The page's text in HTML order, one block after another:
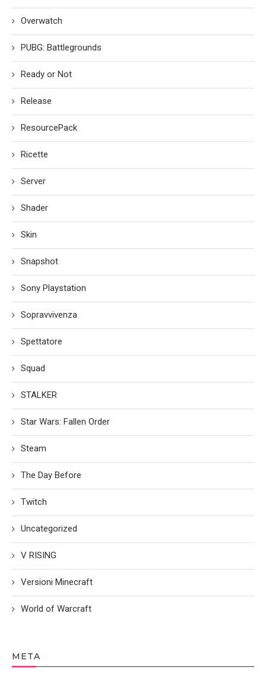
Overwatch
PUBG: Battlegrounds
Ready or Not
Release
ResourcePack
Ricette
Server
Shader
Skin
Snapshot
Sony Playstation
Sopravvivenza
Spettatore
Squad
STALKER
Star Wars: Fallen Order
Steam
The Day Before
Twitch
Uncategorized
V RISING
Versioni Minecraft
World of Warcraft
META